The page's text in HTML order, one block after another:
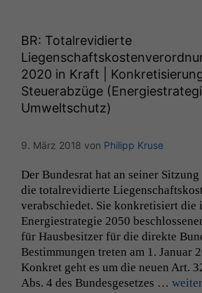
BR: Totalrevidierte
2020 in Kraft |
Steuerabzüge
Umweltschutz)
9. März 2018 von Philipp Kruse
Der Bun­desrat hat an sein­er
die total­re­v­i­dierte
ver­ab­schiedet. Sie konkretisiert die
Energies­trate­gie 2050
für Haus­be­sitzer für die direk­te
Bes­tim­mungen treten am 1. Jan­u­ar
Konkret geht es um die neuen Art.
Abs. 4 des Bun­des­ge­set­zes …